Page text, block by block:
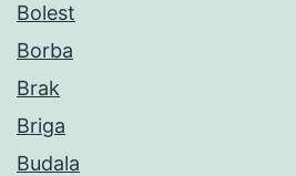
Bolest
Borba
Brak
Briga
Budala